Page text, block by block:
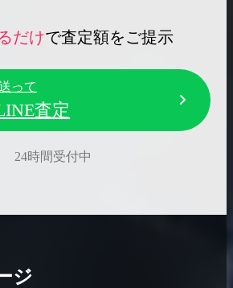
だけで査定額をご提示
って
査定
24時間受付中
ジ